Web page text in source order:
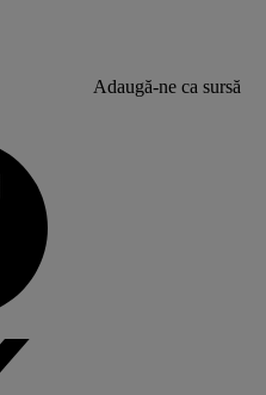
Adaugă-ne ca sursă